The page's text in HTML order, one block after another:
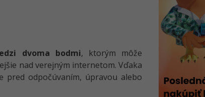
dvoma bodmi, ktorým môže
nad verejným internetom. Vďaka
pred odpočúvaním, úpravou alebo